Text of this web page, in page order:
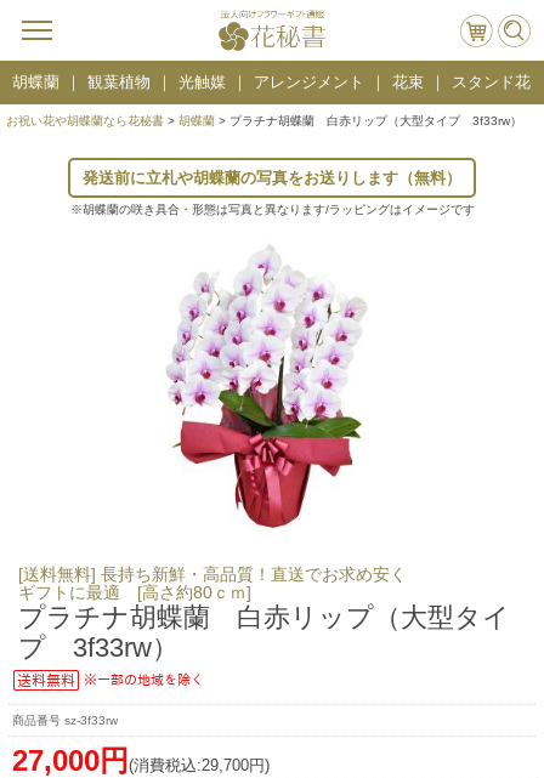
胡蝶蘭 観葉植物 光触媒 アレンジメント 花束 スタンド花
お祝い花や胡蝶蘭なら花秘書 > 胡蝶蘭 > プラチナ胡蝶蘭 白赤リップ（大型タイプ 3f33rw）
発送前に立札や胡蝶蘭の写真をお送りします（無料）
※胡蝶蘭の咲き具合・形態は写真と異なります/ラッピングはイメージです
[送料無料] 長持ち新鮮・高品質！直送でお求め安く
ギフトに最適 [高さ約80ｃｍ]
プラチナ胡蝶蘭 白赤リップ（大型タイ
プ 3f33rw）
sz-3f33rw
27,000円 (消費税込:29,700円)